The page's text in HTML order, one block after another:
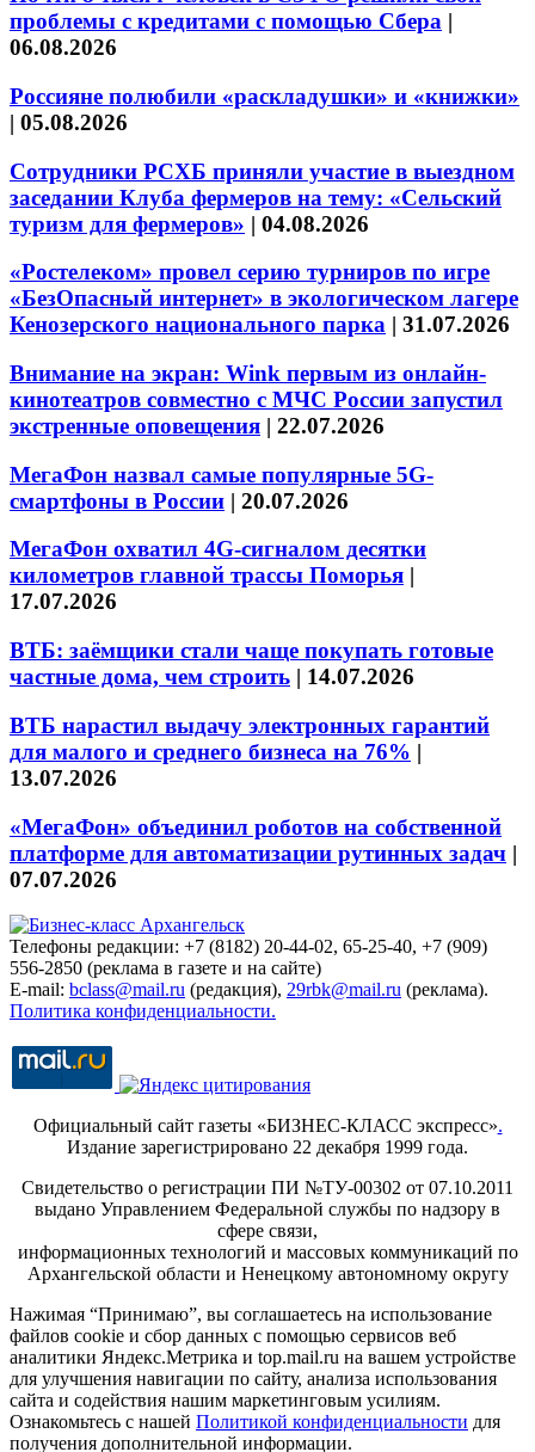
проблемы с кредитами с помощью Сбера |
06.08.2026
Россияне полюбили «раскладушки» и «книжки»
| 05.08.2026
Сотрудники РСХБ приняли участие в выездном
заседании Клуба фермеров на тему: «Сельский
туризм для фермеров» | 04.08.2026
«Ростелеком» провел серию турниров по игре
«БезОпасный интернет» в экологическом лагере
Кенозерского национального парка | 31.07.2026
Внимание на экран: Wink первым из онлайн-
кинотеатров совместно с МЧС России запустил
экстренные оповещения | 22.07.2026
МегаФон назвал самые популярные 5G-
смартфоны в России | 20.07.2026
МегаФон охватил 4G-сигналом десятки
километров главной трассы Поморья |
17.07.2026
ВТБ: заёмщики стали чаще покупать готовые
частные дома, чем строить | 14.07.2026
ВТБ нарастил выдачу электронных гарантий
для малого и среднего бизнеса на 76% |
13.07.2026
«МегаФон» объединил роботов на собственной
платформе для автоматизации рутинных задач |
07.07.2026
Телефоны редакции: +7 (8182) 20-44-02, 65-25-40, +7 (909)
556-2850 (реклама в газете и на сайте)
E-mail: bclass@mail.ru (редакция), 29rbk@mail.ru (реклама).
Политика конфиденциальности.
Официальный сайт газеты «БИЗНЕС-КЛАСС экспресс».
Издание зарегистрировано 22 декабря 1999 года.
Свидетельство о регистрации ПИ №ТУ-00302 от 07.10.2011
выдано Управлением Федеральной службы по надзору в
сфере связи,
информационных технологий и массовых коммуникаций по
Архангельской области и Ненецкому автономному округу
Нажимая “Принимаю”, вы соглашаетесь на использование
файлов cookie и сбор данных с помощью сервисов веб
аналитики Яндекс.Метрика и top.mail.ru на вашем устройстве
для улучшения навигации по сайту, анализа использования
сайта и содействия нашим маркетинговым усилиям.
Ознакомьтесь с нашей Политикой конфиденциальности для
получения дополнительной информации.